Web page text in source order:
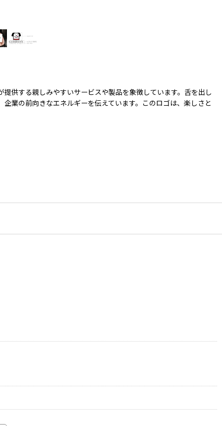
供する親しみやすいサービスや製品を象徴しています。舌を出し
業の前向きなエネルギーを伝えています。このロゴは、楽しさと